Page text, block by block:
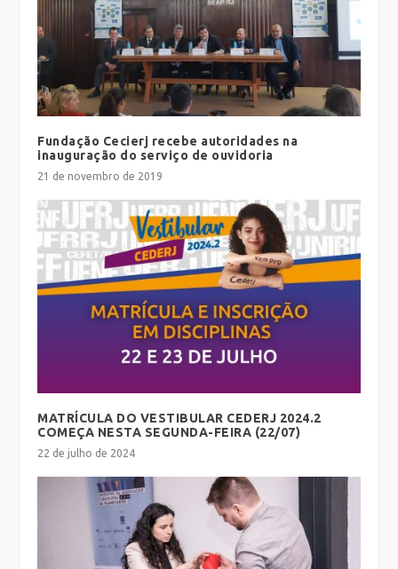
Fundação Cecierj recebe autoridades na
inauguração do serviço de ouvidoria
21 de novembro de 2019
MATRÍCULA DO VESTIBULAR CEDERJ 2024.2
COMEÇA NESTA SEGUNDA-FEIRA (22/07)
22 de julho de 2024